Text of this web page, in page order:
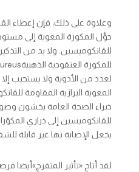
وعلاوة على ذلك، فإن إعطاء
حوَّل المكورة المعوية إلى
للڤانكوميسين. ولا بد من
للمكورة العنقودية الذهبية
لعدد من الأدوية ولا يستجيب
المعوية البرازية المقاومة
خبراء الصحة العامة يخشون
للڤانكوميسين إلى ذراري
يجعل الإصابة بها غير قابلة
لقد أتاح «تأثير المتفرج»أيضا